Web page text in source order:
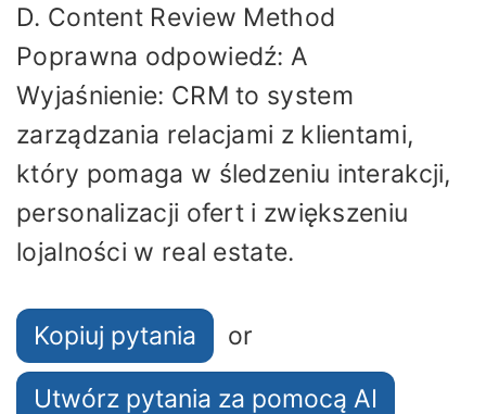
D. Content Review Method
Poprawna odpowiedź: A
Wyjaśnienie: CRM to system
zarządzania relacjami z klientami,
który pomaga w śledzeniu interakcji,
personalizacji ofert i zwiększeniu
lojalności w real estate.
Kopiuj pytania or
Utwórz pytania za pomocą AI